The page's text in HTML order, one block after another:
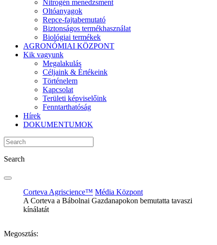
Nitrogén menedzsment
Oltóanyagok
Repce-fajtabemutató
Biztonságos termékhasználat
Biológiai termékek
AGRONÓMIAI KÖZPONT
Kik vagyunk
Megalakulás
Céljaink & Értékeink
Történelem
Kapcsolat
Területi képviselőink
Fenntarthatóság
Hírek
DOKUMENTUMOK
Search
Corteva Agriscience™ Média Központ
A Corteva a Bábolnai Gazdanapokon bemutatta tavaszi
kínálatát
Megosztás: